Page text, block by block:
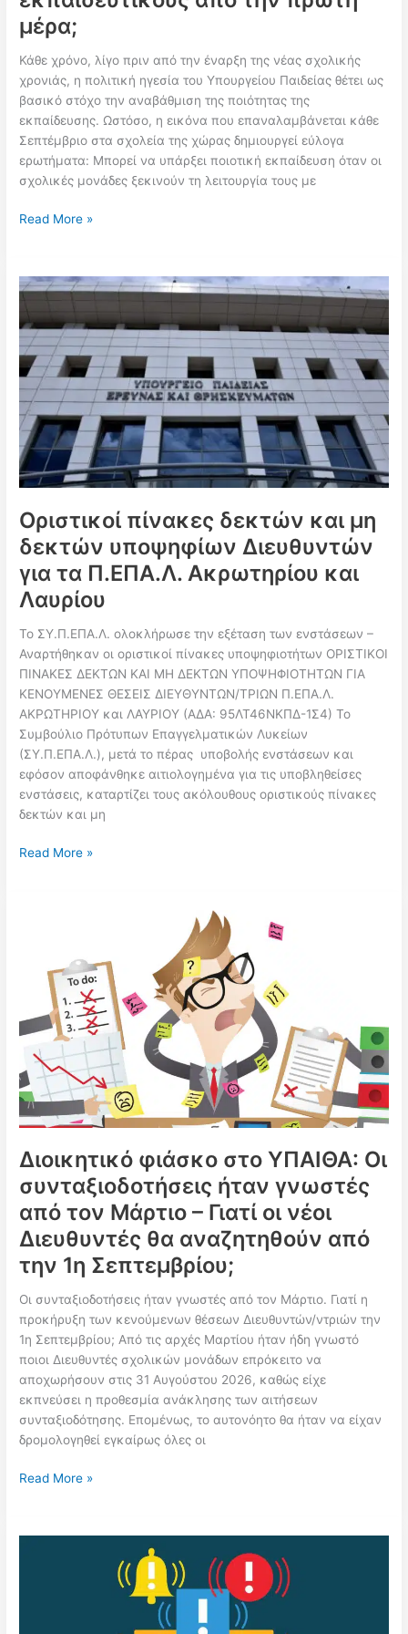
μέρα;
Κάθε χρόνο, λίγο πριν από την έναρξη της νέας σχολικής
χρονιάς, η πολιτική ηγεσία του Υπουργείου Παιδείας θέτει ως
βασικό στόχο την αναβάθμιση της ποιότητας της
εκπαίδευσης. Ωστόσο, η εικόνα που επαναλαμβάνεται κάθε
Σεπτέμβριο στα σχολεία της χώρας δημιουργεί εύλογα
ερωτήματα: Μπορεί να υπάρξει ποιοτική εκπαίδευση όταν οι
σχολικές μονάδες ξεκινούν τη λειτουργία τους με
Ποιότητα
χωρίς
εκπαιδευτικούς
από
την
πρώτη
μέρα;
Read More »
Οριστικοί πίνακες δεκτών και μη
δεκτών υποψηφίων Διευθυντών
για τα Π.ΕΠΑ.Λ. Ακρωτηρίου και
Λαυρίου
Το ΣΥ.Π.ΕΠΑ.Λ. ολοκλήρωσε την εξέταση των ενστάσεων –
Αναρτήθηκαν οι οριστικοί πίνακες υποψηφιοτήτων ΟΡΙΣΤΙΚΟΙ
ΠΙΝΑΚΕΣ ΔΕΚΤΩΝ ΚΑΙ ΜΗ ΔΕΚΤΩΝ ΥΠΟΨΗΦΙΟΤΗΤΩΝ ΓΙΑ
ΚΕΝΟΥΜΕΝΕΣ ΘΕΣΕΙΣ ΔΙΕΥΘΥΝΤΩΝ/ΤΡΙΩΝ Π.ΕΠΑ.Λ.
ΑΚΡΩΤΗΡΙΟΥ και ΛΑΥΡΙΟΥ (ΑΔΑ: 95ΛΤ46ΝΚΠΔ-1Σ4) Το
Συμβούλιο Πρότυπων Επαγγελματικών Λυκείων
(ΣΥ.Π.ΕΠΑ.Λ.), μετά το πέρας υποβολής ενστάσεων και
εφόσον αποφάνθηκε αιτιολογημένα για τις υποβληθείσες
ενστάσεις, καταρτίζει τους ακόλουθους οριστικούς πίνακες
δεκτών και μη
Οριστικοί
υποψηφίων
Διευθυντών
τα
Π.ΕΠΑ.Λ.
Ακρωτηρίου
και
Λαυρίου
Read More »
Διοικητικό φιάσκο στο ΥΠΑΙΘΑ: Οι
συνταξιοδοτήσεις ήταν γνωστές
από τον Μάρτιο – Γιατί οι νέοι
Διευθυντές θα αναζητηθούν από
την 1η Σεπτεμβρίου;
Οι συνταξιοδοτήσεις ήταν γνωστές από τον Μάρτιο. Γιατί η
προκήρυξη των κενούμενων θέσεων Διευθυντών/ντριών την
1η Σεπτεμβρίου; Από τις αρχές Μαρτίου ήταν ήδη γνωστό
ποιοι Διευθυντές σχολικών μονάδων επρόκειτο να
αποχωρήσουν στις 31 Αυγούστου 2026, καθώς είχε
εκπνεύσει η προθεσμία ανάκλησης των αιτήσεων
συνταξιοδότησης. Επομένως, το αυτονόητο θα ήταν να είχαν
δρομολογηθεί εγκαίρως όλες οι
Διοικητικό
ΥΠΑΙΘΑ:
συνταξιοδοτήσεις
Read More »